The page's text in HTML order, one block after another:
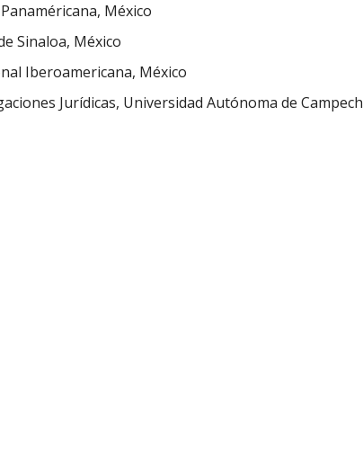
México
Sinaloa, México
Iberoamericana, México
Jurídicas, Universidad Autónoma de